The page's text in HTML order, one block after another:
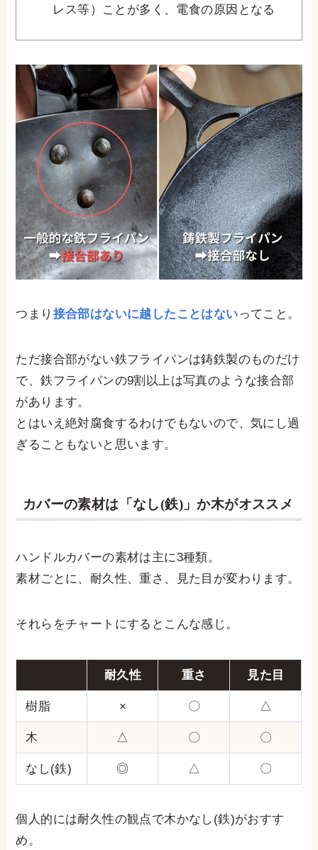
レス等）ことが多く、電食の原因となる
つまり 接合部はないに越したことはないってこと。
ただ接合部がない鉄フライパンは鋳鉄製のものだけ
で、鉄フライパンの9割以上は写真のような接合部
があります。
とはいえ絶対腐食するわけでもないので、気にし過
ぎることもないと思います。
カバーの素材は「なし(鉄)」か木がオススメ
ハンドルカバーの素材は主に3種類。
素材ごとに、耐久性、重さ、見た目が変わります。
それらをチャートにするとこんな感じ。
耐久性 重さ 見た目
樹脂 × 〇 △
木 △ 〇 〇
なし(鉄) ◎ △ 〇
個人的には耐久性の観点で木かなし(鉄)がおすす
め。